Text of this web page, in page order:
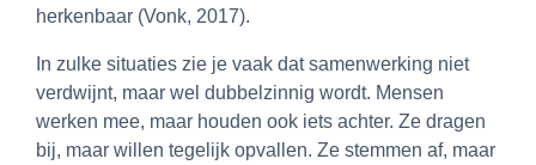
herkenbaar (Vonk, 2017).
In zulke situaties zie je vaak dat samenwerking niet
verdwijnt, maar wel dubbelzinnig wordt. Mensen
werken mee, maar houden ook iets achter. Ze dragen
bij, maar willen tegelijk opvallen. Ze stemmen af, maar